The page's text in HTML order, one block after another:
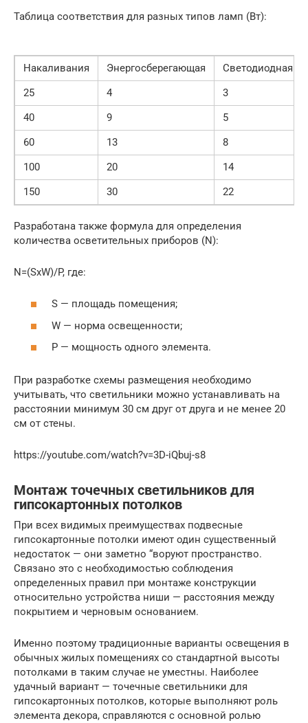
Таблица соответствия для разных типов ламп (Вт):
Накаливания Энергосберегающая
Светодиодная
25
4
3
40
9
5
60
13
8
100
20
14
150
30 22
Разработана также формула для определения
количества осветительных приборов (N):
N=(SxW)/P, где:
S — площадь помещения;
W — норма освещенности;
Р — мощность одного элемента.
При разработке схемы размещения необходимо
учитывать, что светильники можно устанавливать на
расстоянии минимум 30 см друг от друга и не менее 20
см от стены.
https://youtube.com/watch?v=3D-iQbuj-s8
Монтаж точечных светильников для
гипсокартонных потолков
При всех видимых преимуществах подвесные
гипсокартонные потолки имеют один существенный
недостаток — они заметно “воруют пространство.
Связано это с необходимостью соблюдения
определенных правил при монтаже конструкции
относительно устройства ниши — расстояния между
покрытием и черновым основанием.
Именно поэтому традиционные варианты освещения в
обычных жилых помещениях со стандартной высоты
потолками в таким случае не уместны. Наиболее
удачный вариант — точечные светильники для
гипсокартонных потолков, которые выполняют роль
элемента декора, справляются с основной ролью